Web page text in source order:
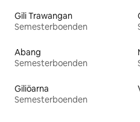
Gili Trawangan
Semesterboenden
Abang
Semesterboenden
Giliöarna
Semesterboenden